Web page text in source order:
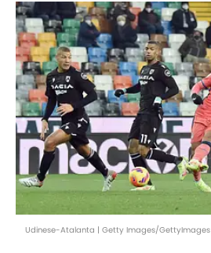
Udinese-Atalanta | Getty Images/GettyImages